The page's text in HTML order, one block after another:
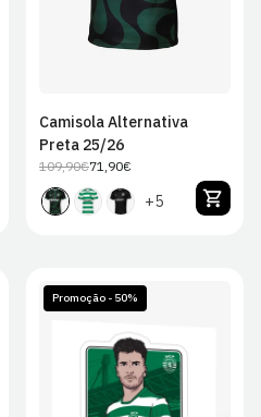
Camisola Alternativa
Preta 25/26
Preço
regular
109,90€Preço
de
venda
71,90€
+5
Promoção - 50%